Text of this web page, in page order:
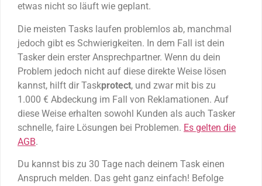
etwas nicht so läuft wie geplant.
Die meisten Tasks laufen problemlos ab, manchmal
jedoch gibt es Schwierigkeiten. In dem Fall ist dein
Tasker dein erster Ansprechpartner. Wenn du dein
Problem jedoch nicht auf diese direkte Weise lösen
kannst, hilft dir Taskprotect, und zwar mit bis zu
1.000 € Abdeckung im Fall von Reklamationen. Auf
diese Weise erhalten sowohl Kunden als auch Tasker
schnelle, faire Lösungen bei Problemen. Es gelten die
AGB.
Du kannst bis zu 30 Tage nach deinem Task einen
Anspruch melden. Das geht ganz einfach! Befolge